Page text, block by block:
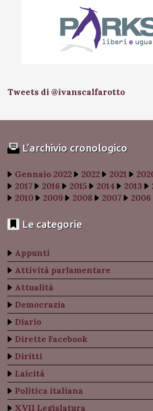
Tweets di @ivanscalfarotto
L’archivio cronologico
Gennaio 2022 2022 2021
2017
2016 2015 2014 2013
2010
2009 2008 2007 2006
Le categorie
Appunti
Attività parlamentare
Attualità
Democrazia
Diario
Dirette Facebook
Diritti
Laicità
Politica italiana
XVII Legislatura